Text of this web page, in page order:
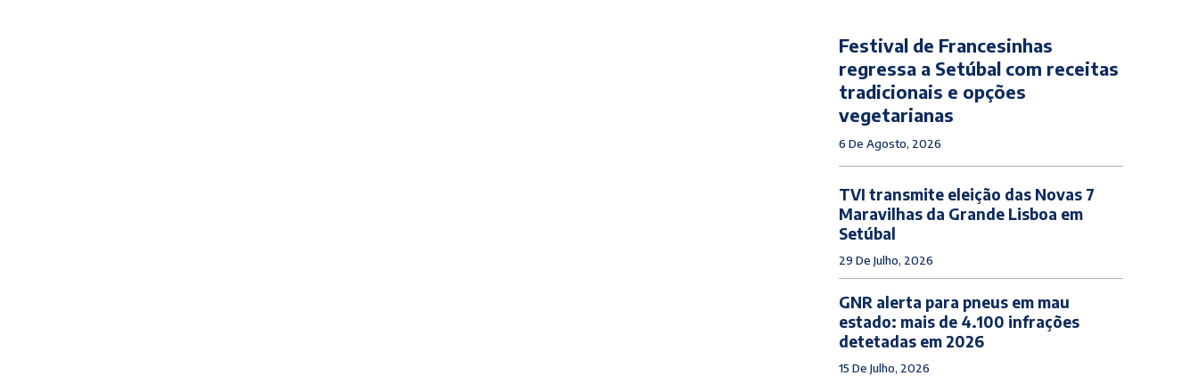
Festival de Francesinhas
regressa a Setúbal com receitas
tradicionais e opções
vegetarianas
6 De Agosto, 2026
TVI transmite eleição das Novas 7
Maravilhas da Grande Lisboa em
Setúbal
29 De Julho, 2026
GNR alerta para pneus em mau
estado: mais de 4.100 infrações
detetadas em 2026
15 De Julho, 2026